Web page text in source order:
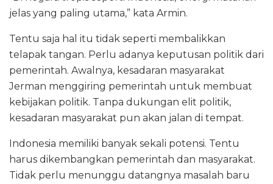
jelas yang paling utama,” kata Armin.
Tentu saja hal itu tidak seperti membalikkan
telapak tangan. Perlu adanya keputusan politik dari
pemerintah. Awalnya, kesadaran masyarakat
Jerman menggiring pemerintah untuk membuat
kebijakan politik. Tanpa dukungan elit politik,
kesadaran masyarakat pun akan jalan di tempat.
Indonesia memiliki banyak sekali potensi. Tentu
harus dikembangkan pemerintah dan masyarakat.
Tidak perlu menunggu datangnya masalah baru